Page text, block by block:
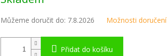
Můžeme doručit do: 7.8.2026 Možnosti doručení
Přidat do košíku